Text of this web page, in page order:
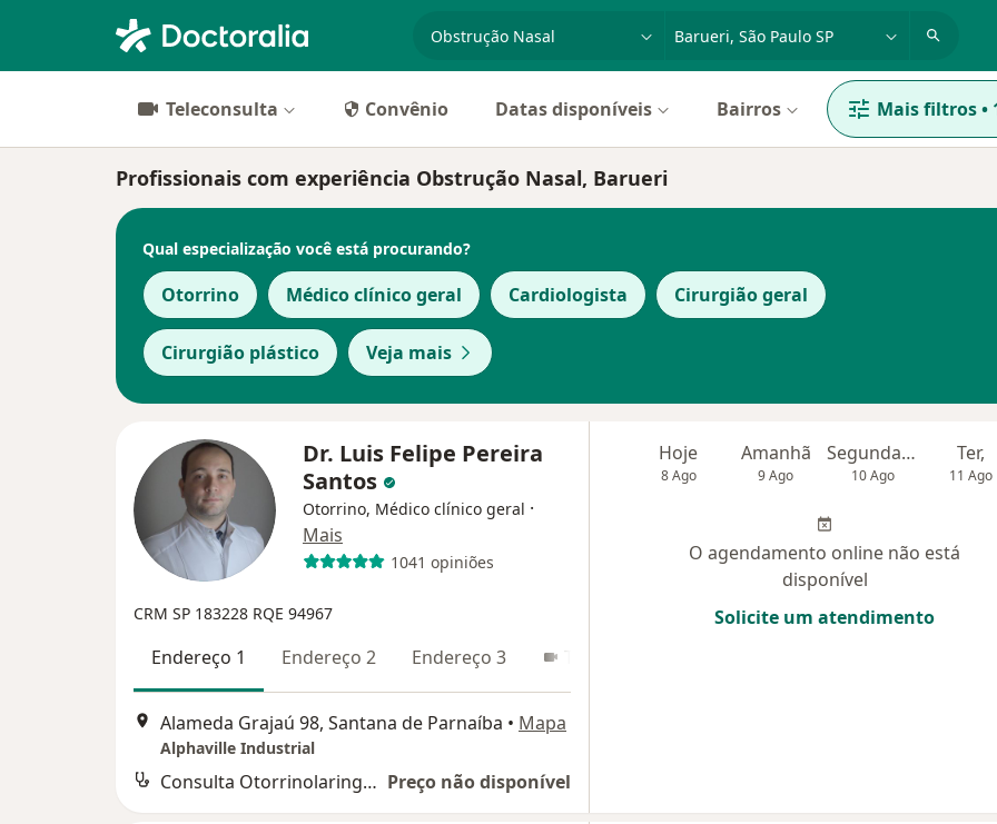
Teleconsulta Convênio Datas disponíveis Bairros Mais filtros•
Profissionais com experiência Obstrução Nasal, Barueri
Qual especialização você está procurando?
Otorrino Médico clínico geral Cardiologista Cirurgião geral
Cirurgião plástico Veja mais
Dr. Luis Felipe Pereira
Santos
Otorrino, Médico clínico geral ·
Mais
1041 opiniões
CRM SP 183228 RQE 94967
Endereço 1 Endereço 2 Endereço 3 Teleconsulta
Alameda Grajaú 98, Santana de Parnaíba • Mapa
Alphaville Industrial
Consulta Otorrinolaringologia Preço não disponível
Hoje
8 Ago
Amanhã
9 Ago
Segunda-feira
10 Ago
Ter,
11 Ago
O agendamento online não está
disponível
Solicite um atendimento